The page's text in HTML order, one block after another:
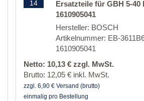
14
Ersatzteile für GBH 5-40
1610905041
Hersteller: BOSCH
Artikelnummer: EB-
1610905041
Netto: 10,13 € zzgl. MwSt.
Brutto: 12,05 € inkl. MwSt.
zzgl. 6,90 € Versand (brutto)
einmalig pro Bestellung